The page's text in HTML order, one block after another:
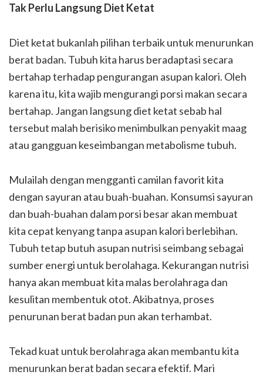
Tak Perlu Langsung Diet Ketat
Diet ketat bukanlah pilihan terbaik untuk menurunkan
berat badan. Tubuh kita harus beradaptasi secara
bertahap terhadap pengurangan asupan kalori. Oleh
karena itu, kita wajib mengurangi porsi makan secara
bertahap. Jangan langsung diet ketat sebab hal
tersebut malah berisiko menimbulkan penyakit maag
atau gangguan keseimbangan metabolisme tubuh.
Mulailah dengan mengganti camilan favorit kita
dengan sayuran atau buah-buahan. Konsumsi sayuran
dan buah-buahan dalam porsi besar akan membuat
kita cepat kenyang tanpa asupan kalori berlebihan.
Tubuh tetap butuh asupan nutrisi seimbang sebagai
sumber energi untuk berolahaga. Kekurangan nutrisi
hanya akan membuat kita malas berolahraga dan
kesulitan membentuk otot. Akibatnya, proses
penurunan berat badan pun akan terhambat.
Tekad kuat untuk berolahraga akan membantu kita
menurunkan berat badan secara efektif. Mari